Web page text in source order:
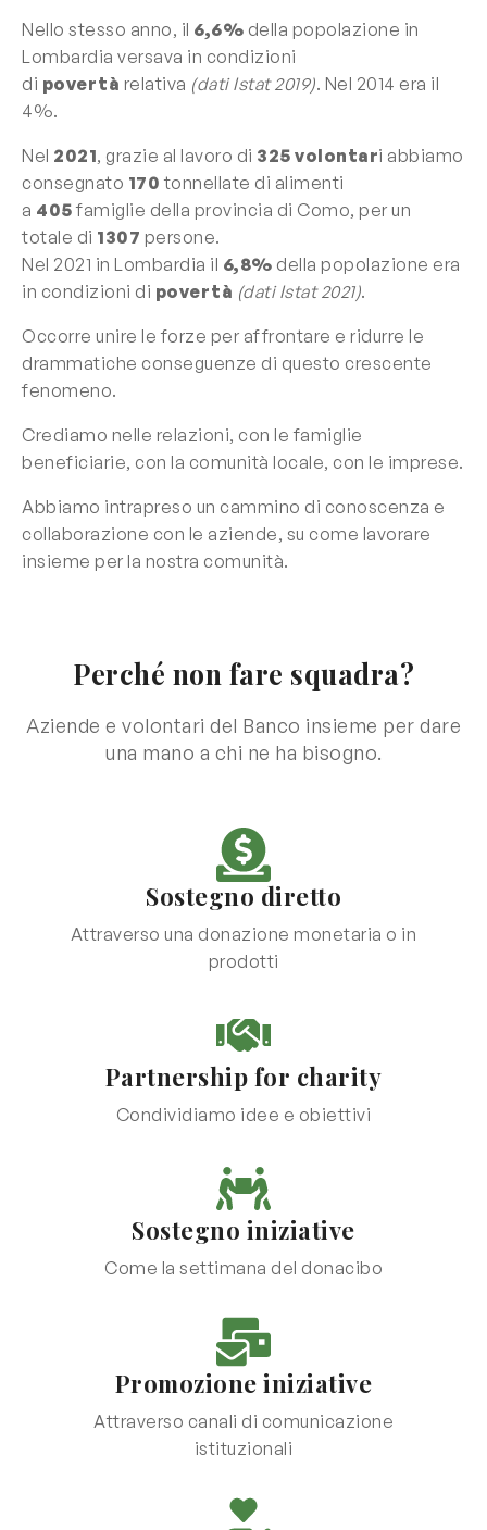
Nello stesso anno, il 6,6% della popolazione in
Lombardia versava in condizioni
di povertà relativa (dati Istat 2019). Nel 2014 era il
4%.
Nel 2021, grazie al lavoro di 325 volontari abbiamo
consegnato 170 tonnellate di alimenti
a 405 famiglie della provincia di Como, per un
totale di 1307 persone.
Nel 2021 in Lombardia il 6,8% della popolazione era
in condizioni di povertà (dati Istat 2021).
Occorre unire le forze per affrontare e ridurre le
drammatiche conseguenze di questo crescente
fenomeno.
Crediamo nelle relazioni, con le famiglie
beneficiarie, con la comunità locale, con le imprese.
Abbiamo intrapreso un cammino di conoscenza e
collaborazione con le aziende, su come lavorare
insieme per la nostra comunità.
Perché non fare squadra?
Aziende e volontari del Banco insieme per dare
una mano a chi ne ha bisogno.
Sostegno diretto
Attraverso una donazione monetaria o in
prodotti
Partnership for charity
Condividiamo idee e obiettivi
Sostegno iniziative
Come la settimana del donacibo
Promozione iniziative
Attraverso canali di comunicazione
istituzionali